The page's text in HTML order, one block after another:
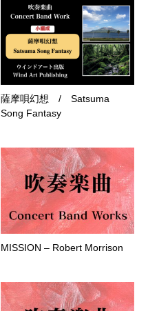
薩摩唄幻想 / Satsuma
Song Fantasy
MISSION – Robert Morrison